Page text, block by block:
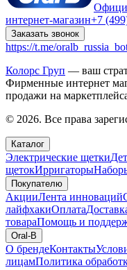
интернет-магазин+7
Заказать звонок
https://t.me/
Колорс Груп — ваш
Фирменные интернет
продажи на
© 2026. Все права
Каталог
Электрические щетки
щетокИрригаторы
Покупателю
АкцииЛента инноваций
лайфхакиОплата
товараПомощь и
Oral-B
О брендеКонтакты
лицамПолитика